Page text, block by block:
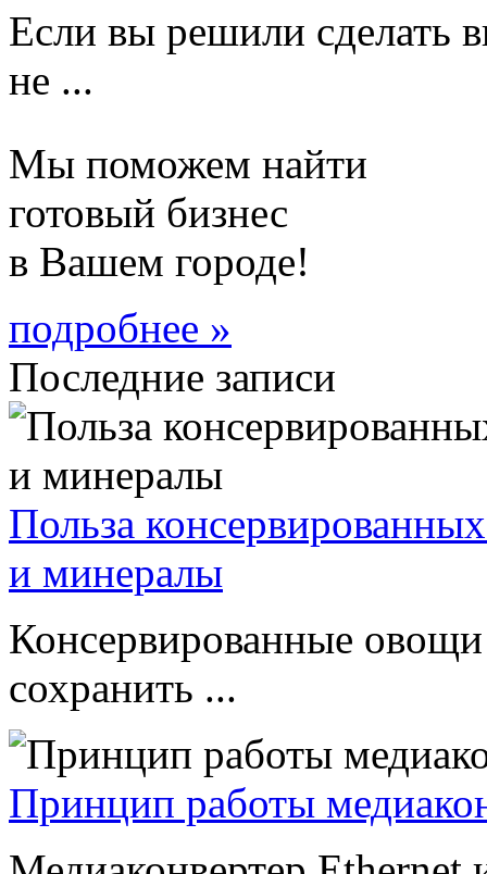
Если вы решили сделать
не ...
Мы поможем найти
готовый бизнес
в Вашем городе!
подробнее »
Последние записи
Польза
и минералы
Консервированные
сохранить ...
Принцип работы